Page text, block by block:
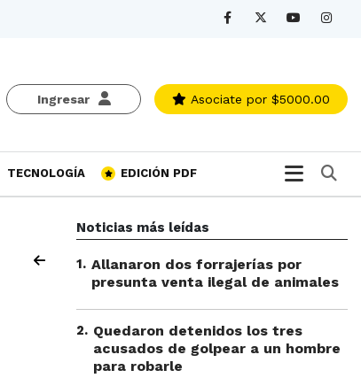
Ingresar Asociate por $5000.00
TECNOLOGÍA EDICIÓN PDF
Noticias más leídas
1. Allanaron dos forrajerías por
presunta venta ilegal de animales
2. Quedaron detenidos los tres
acusados de golpear a un hombre
para robarle